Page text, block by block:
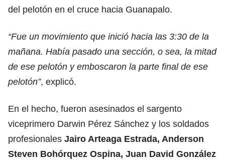
del pelotón en el cruce hacia Guanapalo.
“Fue un movimiento que inició hacia las 3:30 de la
mañana. Había pasado una sección, o sea, la mitad
de ese pelotón y emboscaron la parte final de ese
pelotón”, explicó.
En el hecho, fueron asesinados el sargento
viceprimero Darwin Pérez Sánchez y los soldados
profesionales Jairo Arteaga Estrada, Anderson
Steven Bohórquez Ospina, Juan David González